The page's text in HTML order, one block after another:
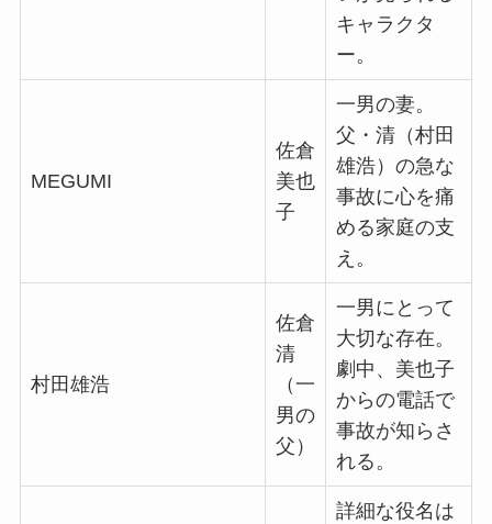
キャラクタ
ー。
MEGUMI
佐倉
美也
子
一男の妻。
父・清（村田
雄浩）の急な
事故に心を痛
める家庭の支
え。
村田雄浩
佐倉
清
（一
男の
父）
一男にとって
大切な存在。
劇中、美也子
からの電話で
事故が知らさ
れる。
詳細な役名は